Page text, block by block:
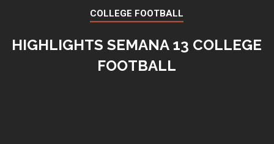
COLLEGE FOOTBALL
HIGHLIGHTS SEMANA 13 COLLEGE
FOOTBALL